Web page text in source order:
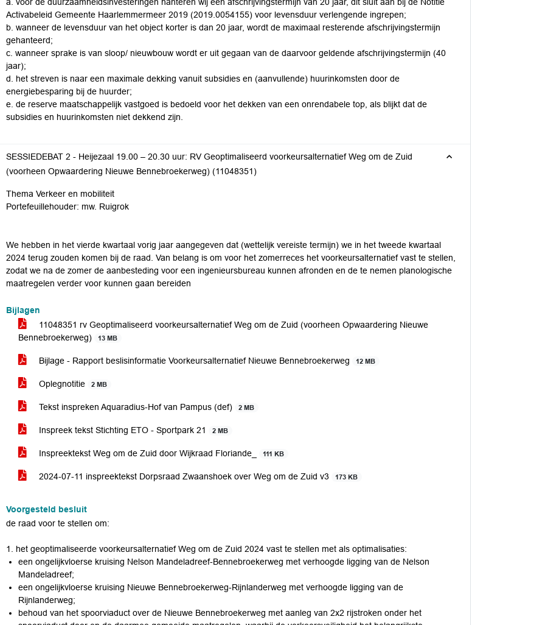
Activabeleid Gemeente Haarlemmermeer 2019 (2019.0054155) voor levensduur verlengende ingrepen;
b. wanneer de levensduur van het object korter is dan 20 jaar, wordt de maximaal resterende afschrijvingstermijn
gehanteerd;
c. wanneer sprake is van sloop/ nieuwbouw wordt er uit gegaan van de daarvoor geldende afschrijvingstermijn (40
jaar);
d. het streven is naar een maximale dekking vanuit subsidies en (aanvullende) huurinkomsten door de
energiebesparing bij de huurder;
e. de reserve maatschappelijk vastgoed is bedoeld voor het dekken van een onrendabele top, als blijkt dat de
subsidies en huurinkomsten niet dekkend zijn.
SESSIEDEBAT 2 - Heijezaal 19.00 – 20.30 uur: RV Geoptimaliseerd voorkeursalternatief Weg om de Zuid
(voorheen Opwaardering Nieuwe Bennebroekerweg) (11048351)
Thema Verkeer en mobiliteit
Portefeuillehouder: mw. Ruigrok
We hebben in het vierde kwartaal vorig jaar aangegeven dat (wettelijk vereiste termijn) we in het tweede kwartaal
2024 terug zouden komen bij de raad. Van belang is om voor het zomerreces het voorkeursalternatief vast te stellen,
zodat we na de zomer de aanbesteding voor een ingenieursbureau kunnen afronden en de te nemen planologische
maatregelen verder voor kunnen gaan bereiden
Bijlagen
11048351 rv Geoptimaliseerd voorkeursalternatief Weg om de Zuid (voorheen Opwaardering Nieuwe
Bennebroekerweg)
13 MB
Bijlage - Rapport beslisinformatie Voorkeursalternatief Nieuwe Bennebroekerweg 12 MB
Oplegnotitie 2 MB
Tekst inspreken Aquaradius-Hof van Pampus (def) 2 MB
Inspreek tekst Stichting ETO - Sportpark 21 2 MB
Inspreektekst Weg om de Zuid door Wijkraad Floriande_ 111 KB
2024-07-11 inspreektekst Dorpsraad Zwaanshoek over Weg om de Zuid v3 173 KB
Voorgesteld besluit
de raad voor te stellen om:
1. het geoptimaliseerde voorkeursalternatief Weg om de Zuid 2024 vast te stellen met als optimalisaties:
een ongelijkvloerse kruising Nelson Mandeladreef-Bennebroekerweg met verhoogde ligging van de Nelson
Mandeladreef;
een ongelijkvloerse kruising Nieuwe Bennebroekerweg-Rijnlanderweg met verhoogde ligging van de
Rijnlanderweg;
behoud van het spoorviaduct over de Nieuwe Bennebroekerweg met aanleg van 2x2 rijstroken onder het